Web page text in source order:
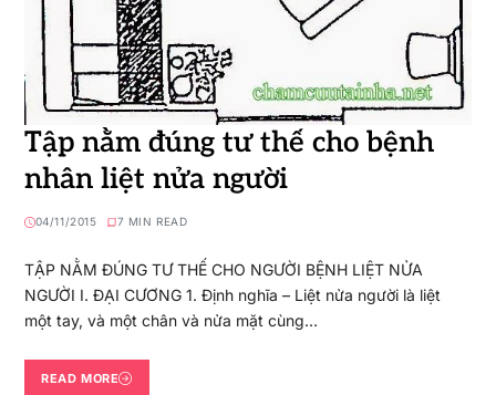
Tập nằm đúng tư thế cho bệnh
nhân liệt nửa người
04/11/2015 7 MIN READ
TẬP NẰM ĐÚNG TƯ THẾ CHO NGƯỜI BỆNH LIỆT NỬA
NGƯỜI I. ĐẠI CƯƠNG 1. Định nghĩa – Liệt nửa người là liệt
một tay, và một chân và nửa mặt cùng…
READ MORE